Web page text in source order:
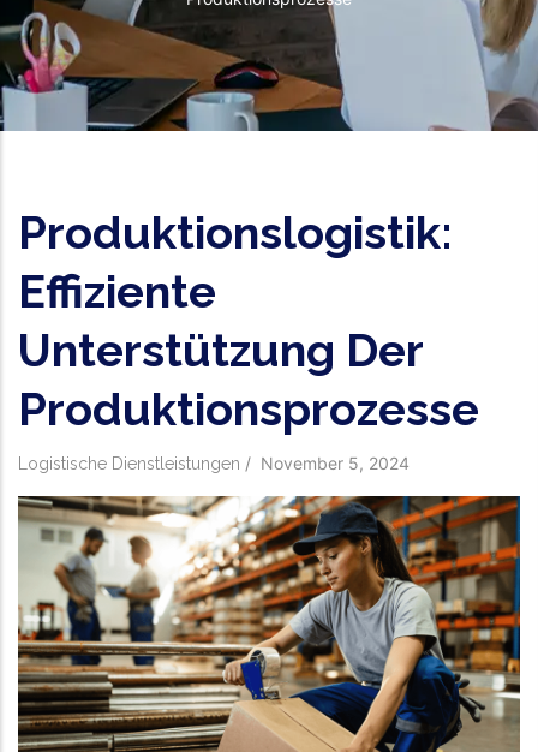
Produktionslogistik:
Effiziente
Unterstützung Der
Produktionsprozesse
Logistische Dienstleistungen / November 5, 2024